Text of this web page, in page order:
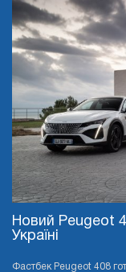
Новий Peugeot
Україні
Фастбек Peugeot 408